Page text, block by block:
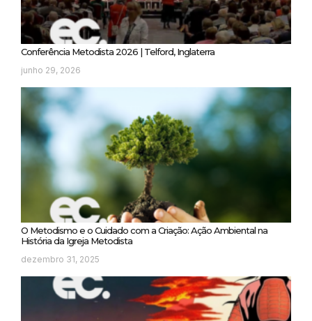
Conferência Metodista 2026 | Telford, Inglaterra
junho 29, 2026
O Metodismo e o Cuidado com a Criação: Ação Ambiental na
História da Igreja Metodista
dezembro 31, 2025